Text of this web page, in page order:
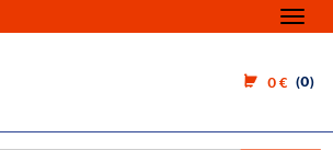
0 € 0